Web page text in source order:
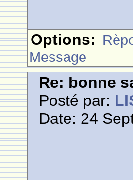
Options:
Message
Re: bonne
Posté par:
Date: 24